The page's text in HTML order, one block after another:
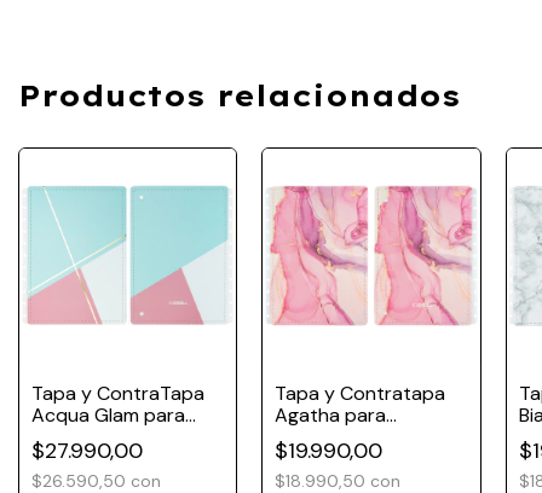
Productos relacionados
Tapa y ContraTapa
Acqua Glam para
Cuaderno Inteligente
$27.990,00
$26.590,50 con
Tapa y Contratapa
Agatha para
Cuaderno
Inteligente® –
Personalización
$19.990,00
$18.990,50 con